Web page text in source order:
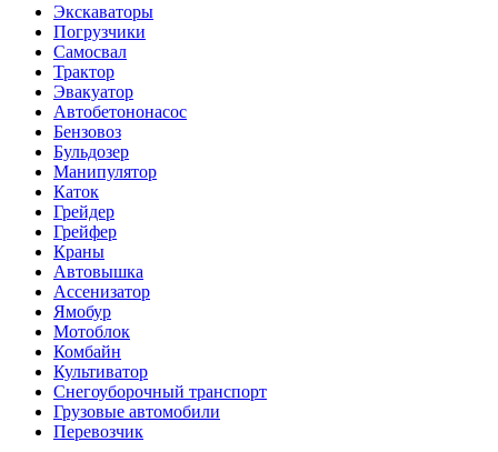
Экскаваторы
Погрузчики
Самосвал
Трактор
Эвакуатор
Автобетононасос
Бензовоз
Бульдозер
Манипулятор
Каток
Грейдер
Грейфер
Краны
Автовышка
Ассенизатор
Ямобур
Мотоблок
Комбайн
Культиватор
Снегоуборочный транспорт
Грузовые автомобили
Перевозчик